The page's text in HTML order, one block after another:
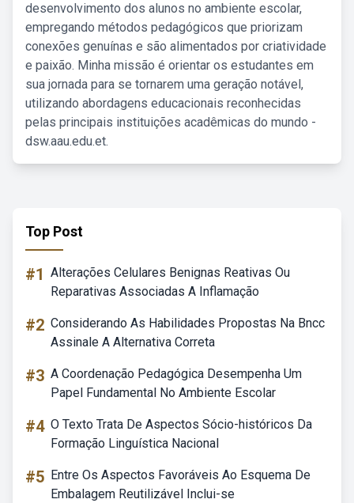
desenvolvimento dos alunos no ambiente escolar,
empregando métodos pedagógicos que priorizam
conexões genuínas e são alimentados por criatividade
e paixão. Minha missão é orientar os estudantes em
sua jornada para se tornarem uma geração notável,
utilizando abordagens educacionais reconhecidas
pelas principais instituições acadêmicas do mundo -
dsw.aau.edu.et.
Top Post
#1 Alterações Celulares Benignas Reativas Ou
Reparativas Associadas A Inflamação
#2 Considerando As Habilidades Propostas Na Bncc
Assinale A Alternativa Correta
#3 A Coordenação Pedagógica Desempenha Um
Papel Fundamental No Ambiente Escolar
#4 O Texto Trata De Aspectos Sócio-históricos Da
Formação Linguística Nacional
#5 Entre Os Aspectos Favoráveis Ao Esquema De
Embalagem Reutilizável Inclui-se